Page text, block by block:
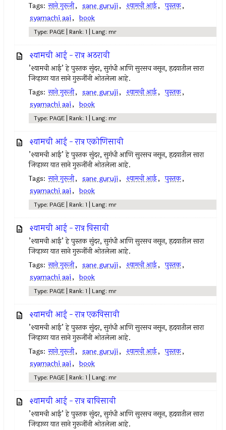
Tags: साने गुरूजी, sane guruji, श्यामची आई, पुस्तक,
syamachi aai, book
Type: PAGE | Rank: 1 | Lang: mr
श्यामची आई - रात्र अठरावी
’श्यामची आई’ हे पुस्तक सुंदर, सुगंधी आणि सुरसच नसून, हृदयातील सारा
जिव्हाळा यात साने गुरूजींनी ओतलेला आहे.
Tags: साने गुरूजी, sane guruji, श्यामची आई, पुस्तक,
syamachi aai, book
Type: PAGE | Rank: 1 | Lang: mr
श्यामची आई - रात्र एकोणिसावी
’श्यामची आई’ हे पुस्तक सुंदर, सुगंधी आणि सुरसच नसून, हृदयातील सारा
जिव्हाळा यात साने गुरूजींनी ओतलेला आहे.
Tags: साने गुरूजी, sane guruji, श्यामची आई, पुस्तक,
syamachi aai, book
Type: PAGE | Rank: 1 | Lang: mr
श्यामची आई - रात्र विसावी
’श्यामची आई’ हे पुस्तक सुंदर, सुगंधी आणि सुरसच नसून, हृदयातील सारा
जिव्हाळा यात साने गुरूजींनी ओतलेला आहे.
Tags: साने गुरूजी, sane guruji, श्यामची आई, पुस्तक,
syamachi aai, book
Type: PAGE | Rank: 1 | Lang: mr
श्यामची आई - रात्र एकविसावी
’श्यामची आई’ हे पुस्तक सुंदर, सुगंधी आणि सुरसच नसून, हृदयातील सारा
जिव्हाळा यात साने गुरूजींनी ओतलेला आहे.
Tags: साने गुरूजी, sane guruji, श्यामची आई, पुस्तक,
syamachi aai, book
Type: PAGE | Rank: 1 | Lang: mr
श्यामची आई - रात्र बाविसावी
’श्यामची आई’ हे पुस्तक सुंदर, सुगंधी आणि सुरसच नसून, हृदयातील सारा
जिव्हाळा यात साने गुरूजींनी ओतलेला आहे.